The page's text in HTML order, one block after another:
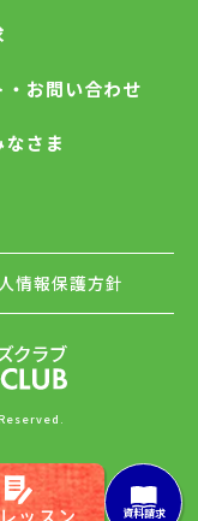
・お問い合わせ
さま
情報保護方針
ッスン 資料請求